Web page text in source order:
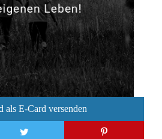
als E-Card versenden